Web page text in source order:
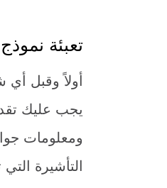
تعبئة
أولاً وقبل
يجب عليك
ومعلومات
التأشيرة